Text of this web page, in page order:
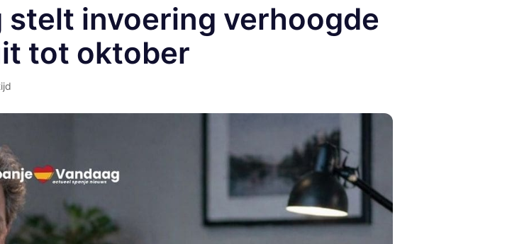
stelt invoering verhoogde
tot oktober